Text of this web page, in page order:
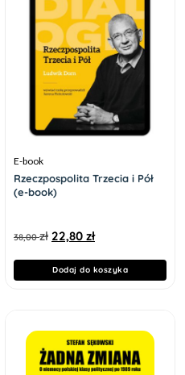
E-book
Rzeczpospolita Trzecia i Pół
(e-book)
38,00zł 22,80 zł
Dodaj do koszyka